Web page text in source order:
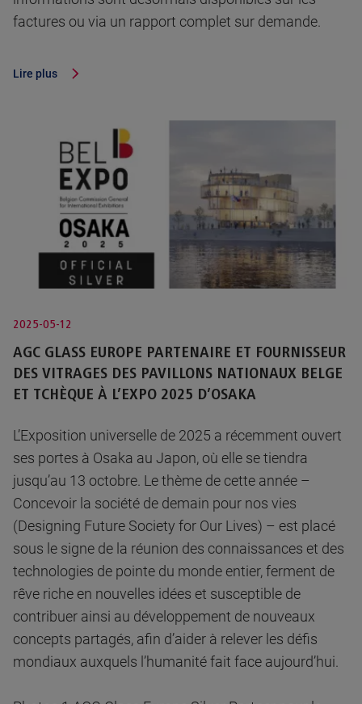
factures ou via un rapport complet sur demande.
Lire plus
2025-05-12
AGC GLASS EUROPE PARTENAIRE ET FOURNISSEUR
DES VITRAGES DES PAVILLONS NATIONAUX BELGE
ET TCHÈQUE À L’EXPO 2025 D’OSAKA
L’Exposition universelle de 2025 a récemment ouvert
ses portes à Osaka au Japon, où elle se tiendra
jusqu’au 13 octobre. Le thème de cette année –
Concevoir la société de demain pour nos vies
(Designing Future Society for Our Lives) – est placé
sous le signe de la réunion des connaissances et des
technologies de pointe du monde entier, ferment de
rêve riche en nouvelles idées et susceptible de
contribuer ainsi au développement de nouveaux
concepts partagés, afin d’aider à relever les défis
mondiaux auxquels l’humanité fait face aujourd’hui.